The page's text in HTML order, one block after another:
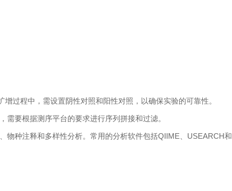
增过程中，需设置阴性对照和阳性对照，以确保实验的可靠性。
要根据测序平台的要求进行序列拼接和过滤。
物种注释和多样性分析。常用的分析软件包括QIIME USEARCH和